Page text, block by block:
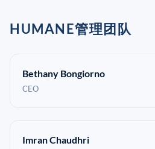
HUMANE管理团队
Bethany Bongiorno
CEO
Imran Chaudhri